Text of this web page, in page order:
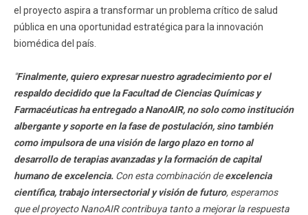
el proyecto aspira a transformar un problema crítico de salud
pública en una oportunidad estratégica para la innovación
biomédica del país.
"Finalmente, quiero expresar nuestro agradecimiento por el
respaldo decidido que la Facultad de Ciencias Químicas y
Farmacéuticas ha entregado a NanoAIR, no solo como institución
albergante y soporte en la fase de postulación, sino también
como impulsora de una visión de largo plazo en torno al
desarrollo de terapias avanzadas y la formación de capital
humano de excelencia. Con esta combinación deexcelencia
científica, trabajo intersectorial y visión de futuro, esperamos
que el proyecto NanoAIR contribuya tanto a mejorar la respuesta